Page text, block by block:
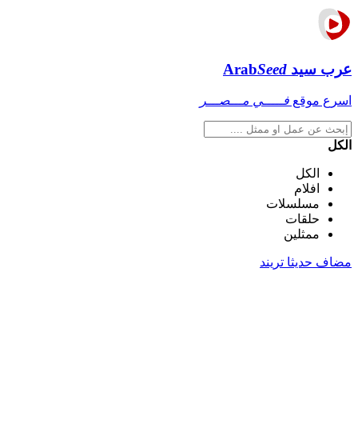
عرب سيد ArabSeed
اسرع موقع فـــــي مـــصـــر
الكل
الكل
افلام
مسلسلات
حلقات
ممثلين
مضاف حديثا تريند